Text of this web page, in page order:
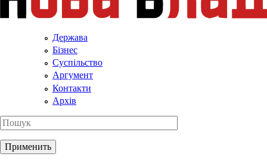
Держава
Бізнес
Суспільство
Аргумент
Контакти
Архів